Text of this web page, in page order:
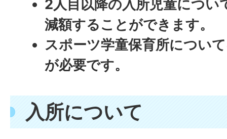
2人目以降の入所児童につ
減額することができます。
スポーツ学童保育所につい
が必要です。
入所について